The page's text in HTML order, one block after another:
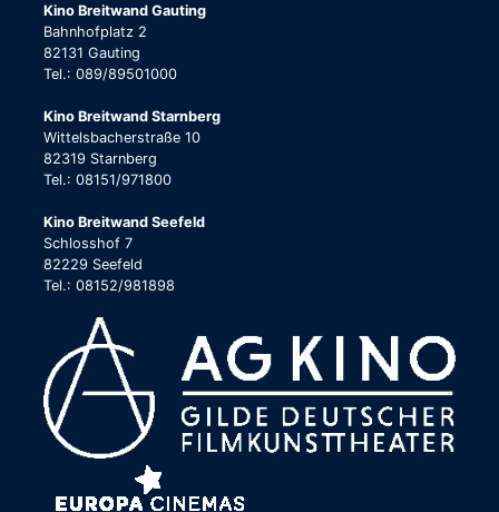
Kino Breitwand Gauting
Bahnhofplatz 2
82131 Gauting
Tel.: 089/89501000
Kino Breitwand Starnberg
Wittelsbacherstraße 10
82319 Starnberg
Tel.: 08151/971800
Kino Breitwand Seefeld
Schlosshof 7
82229 Seefeld
Tel.: 08152/981898